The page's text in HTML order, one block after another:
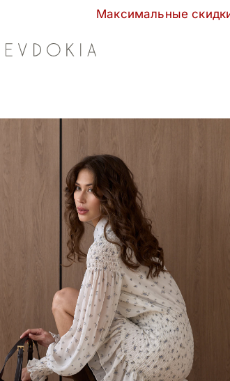
скидки сезона в EVDOKIA! - 70%